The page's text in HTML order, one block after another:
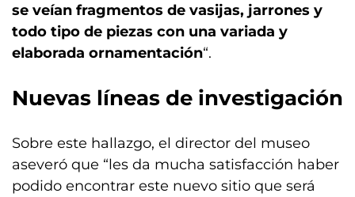
se veían fragmentos de vasijas, jarrones y
todo tipo de piezas con una variada y
elaborada ornamentación“.
Nuevas líneas de investigación
Sobre este hallazgo, el director del museo
aseveró que “les da mucha satisfacción haber
podido encontrar este nuevo sitio que será